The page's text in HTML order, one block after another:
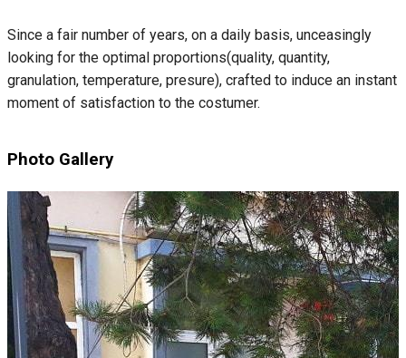
Since a fair number of years, on a daily basis, unceasingly
looking for the optimal proportions(quality, quantity,
granulation, temperature, presure), crafted to induce an instant
moment of satisfaction to the costumer.
Photo Gallery